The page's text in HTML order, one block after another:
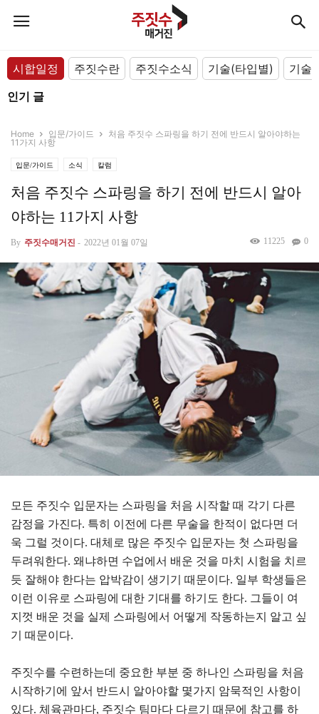
시합일정 주짓수란 주짓수소식 기술(타입별)
기술
인기 글
Home 입문/가이드
처음 주짓수 스파링을 하기 전에 반드시 알아야하는
11가지 사항
입문/가이드 소식 칼럼
처음 주짓수 스파링을 하기 전에 반드시 알아
야하는 11가지 사항
By 주짓수매거진 - 2022년 01월 07일 0
11225
모든 주짓수 입문자는 스파링을 처음 시작할 때 각기 다른
감정을 가진다. 특히 이전에 다른 무술을 한적이 없다면 더
욱 그럴 것이다. 대체로 많은 주짓수 입문자는 첫 스파링을
두려워한다. 왜냐하면 수업에서 배운 것을 마치 시험을 치르
듯 잘해야 한다는 압박감이 생기기 때문이다. 일부 학생들은
이런 이유로 스파링에 대한 기대를 하기도 한다. 그들이 여
지껏 배운 것을 실제 스파링에서 어떻게 작동하는지 알고 싶
기 때문이다.
주짓수를 수련하는데 중요한 부분 중 하나인 스파링을 처음
시작하기에 앞서 반드시 알아야할 몇가지 암묵적인 사항이
있다. 체육관마다, 주짓수 팀마다 다르기 때문에 참고를 하